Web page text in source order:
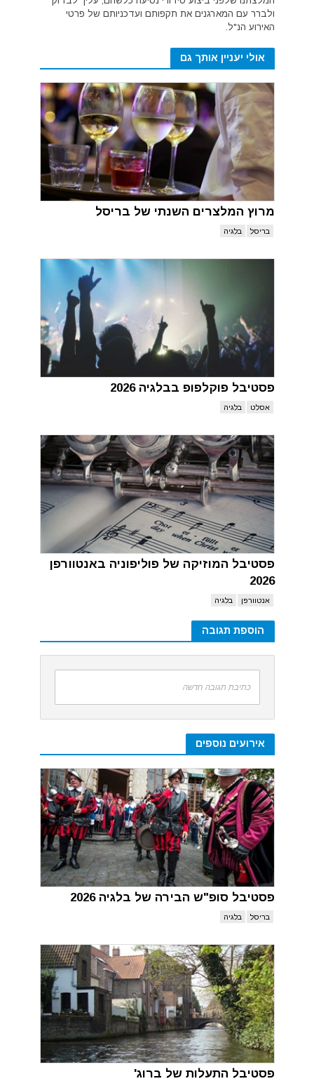
ולברר עם המארגנים את תקפותם ועדכניותם של פרטי
האירוע הנ"ל.
אולי יעניין אותך גם
מרוץ המלצרים השנתי של בריסל
בריסל בלגיה
פסטיבל פוקלפופ בבלגיה 2026
אסלט בלגיה
פסטיבל המוזיקה של פוליפוניה באנטוורפן
2026
אנטוורפן בלגיה
הוספת תגובה
כתיבת תגובה חדשה
אירועים נוספים
פסטיבל סופ"ש הבירה של בלגיה 2026
בריסל בלגיה
פסטיבל התעלות של ברוג'